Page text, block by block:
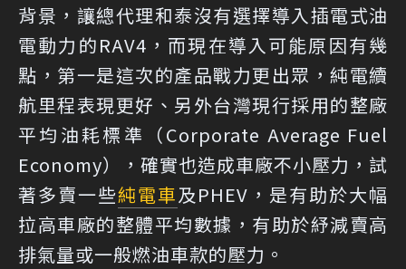
背景，讓總代理和泰沒有選擇導入插電式油
電動力的RAV4，而現在導入可能原因有幾
點，第一是這次的產品戰力更出眾，純電續
航里程表現更好、另外台灣現行採用的整廠
平均油耗標準（Corporate Average Fuel
Economy），確實也造成車廠不小壓力，試
著多賣一些純電車及PHEV，是有助於大幅
拉高車廠的整體平均數據，有助於紓減賣高
排氣量或一般燃油車款的壓力。